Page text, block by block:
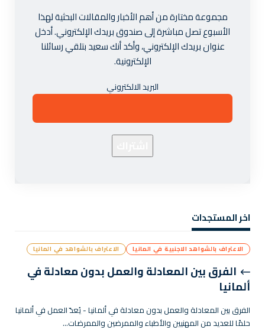
مجموعة مختارة من أهم الأخبار والمقالات البحثية لهذا
الأسبوع تصل مباشرة إلى صندوق بريدك الإلكتروني. أدخل
عنوان بريدك الإلكتروني، وأكد أنك سعيد بتلقي رسائلنا
الإلكترونية.
البريد الالكتروني
اخر المستجدات
الاعتراف بالشواهد الاجنبية في المانيا الاعتراف بالشواهد في المانيا
الفرق بين المعادلة والعمل بدون معادلة في
ألمانيا
الفرق بين المعادلة والعمل بدون معادلة في ألمانيا - يُعدّ العمل في ألمانيا
حلمًا للعديد من المهنيين والأطباء والممرضين والممرضات…